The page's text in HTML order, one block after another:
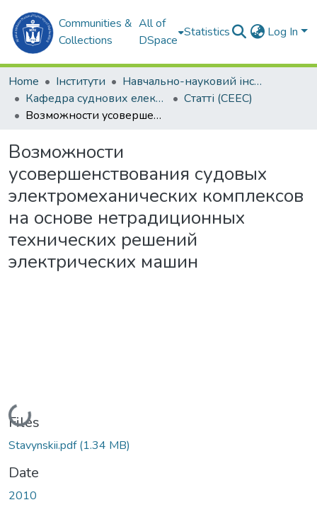
Communities &
Collections
All of
DSpace
Statistics Log In
Home Інститути
Навчально-науковий інститут автоматики та електротехніки (ННІАЕ)
Кафедра суднових електроенергетичних систем (СЕЕС)
Статті (СЕЕС)
Возможности усовершенствования судовых электромеханических комплексов на основе нетрадиционных технических решений электрических машин
Возможности
усовершенствования судовых
электромеханических комплексов
на основе нетрадиционных
технических решений
электрических машин
Loading...
Files
Stavynskii.pdf(1.34 MB)
Date
2010